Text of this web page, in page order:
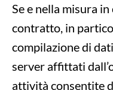
Se e nella misura
contratto, in
compilazione di
server affittati
attività consentite